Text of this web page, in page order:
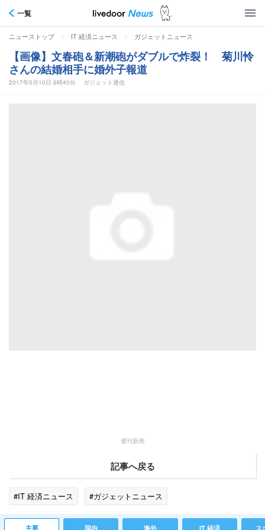
一覧
ニューストップ > IT 経済ニュース > ガジェットニュース
【画像】文春砲＆新潮砲がダブルで炸裂！ 菊川怜
さんの結婚相手に婚外子報道
2017年5月10日 6時40分 ガジェット通信
週刊新潮
記事へ戻る
#IT 経済ニュース #ガジェットニュース
主要 国内 海外 IT 経済 ス